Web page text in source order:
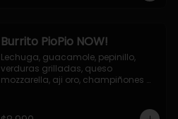
Burrito PioPio NOW!
Lechuga, guacamole, pepinillo,
verduras grilladas, queso
mozzarella, aji oro, champiñones